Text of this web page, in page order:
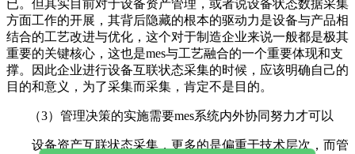
已。但其实目前对于设备资产管理，或者说设备状态数据采集
方面工作的开展，其背后隐藏的根本的驱动力是设备与产品相
结合的工艺改进与优化，这个对于制造企业来说一般都是极其
重要的关键核心，这也是mes与工艺融合的一个重要体现和支
撑。因此企业进行设备互联状态采集的时候，应该明确自己的
目的和意义，为了采集而采集，肯定不是目的。
（3）管理决策的实施需要mes系统内外协同努力才可以
设备资产互联状态采集，更多的是偏重于技术层次，而管